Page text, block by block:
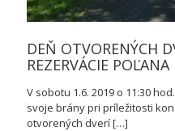
DEŇ OTVORENÝCH
REZERVÁCIE POĽANA
V sobotu 1.6. 2019 o 11:30
svoje brány pri príležitosti
otvorených dverí[…]